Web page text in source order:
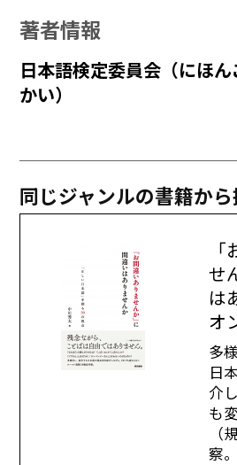
著者情報
日本語検定委員会（にほ
かい）
同じジャンルの書籍か
せ
は
オ
多
日
介
も
（
察。